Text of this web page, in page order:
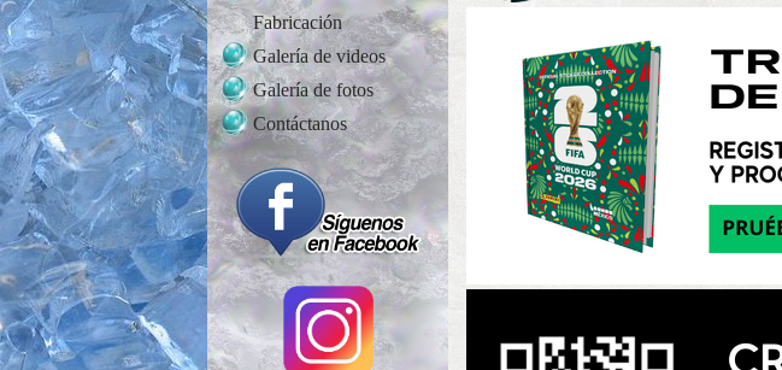
Fabricación
Galería de videos
Galería de fotos
Contáctanos